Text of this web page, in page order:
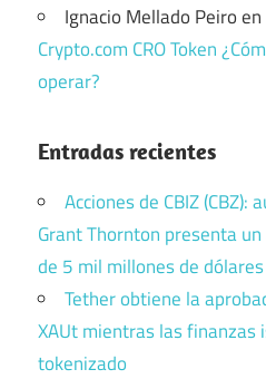
Ignacio Mellado Peiroen
Crypto.com CRO Token
operar?
Entradas recientes
Acciones de CBIZ (CBZ):
Grant Thornton presenta
de 5 mil millones de dólares
Tether obtiene la
XAUt mientras las finanzas
tokenizado